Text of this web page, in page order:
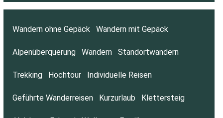
Wandern ohne Gepäck Wandern mit Gepäck
Alpenüberquerung Wandern Standortwandern
Trekking Hochtour Individuelle Reisen
Geführte Wanderreisen Kurzurlaub Klettersteig